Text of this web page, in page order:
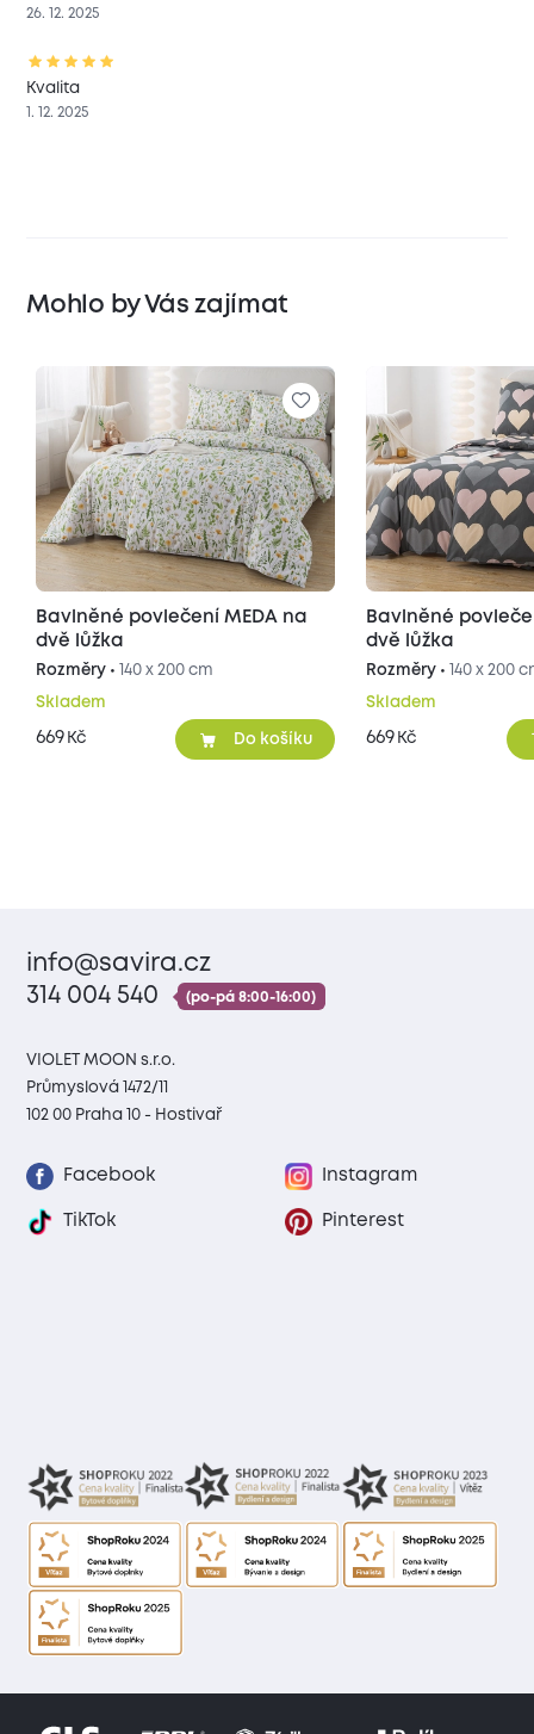
26. 12. 2025
Kvalita
1. 12. 2025
Mohlo by Vás zajímat
Bavlněné povlečení MEDA na
dvě lůžka
Rozměry • 140 x 200 cm
Skladem
669 Kč Do košíku
Bavlněné
dvě lůžka
Rozměry • 140 x 200
Skladem
669 Kč
info@savira.cz
314 004 540
(po-pá 8:00-16:00)
VIOLET MOON s.r.o.
Průmyslová 1472/11
102 00 Praha 10 - Hostivař
Facebook Instagram
TikTok Pinterest